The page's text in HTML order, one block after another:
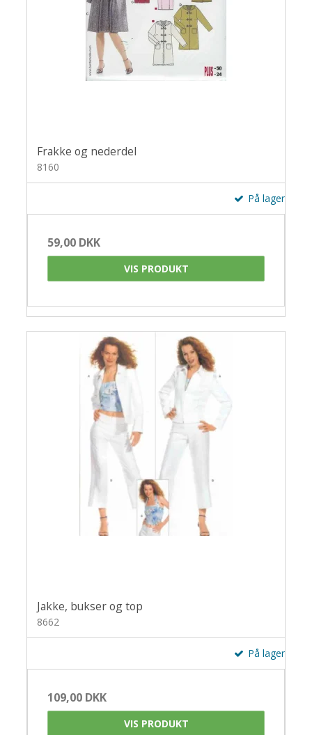
Frakke og nederdel
8160
På lager
59,00 DKK
VIS PRODUKT
Jakke, bukser og top
8662
På lager
109,00 DKK
VIS PRODUKT